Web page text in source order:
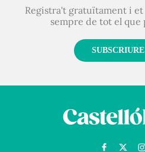
Registra't gratuïtament i
sempre de tot el que